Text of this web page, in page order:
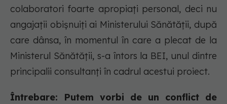
colaboratori foarte apropiați personal, deci nu
angajații obișnuiți ai Ministerului Sănătății, după
care dânsa, în momentul în care a plecat de la
Ministerul Sănătății, s-a întors la BEI, unul dintre
principalii consultanți în cadrul acestui proiect.
Întrebare: Putem vorbi de un conflict de